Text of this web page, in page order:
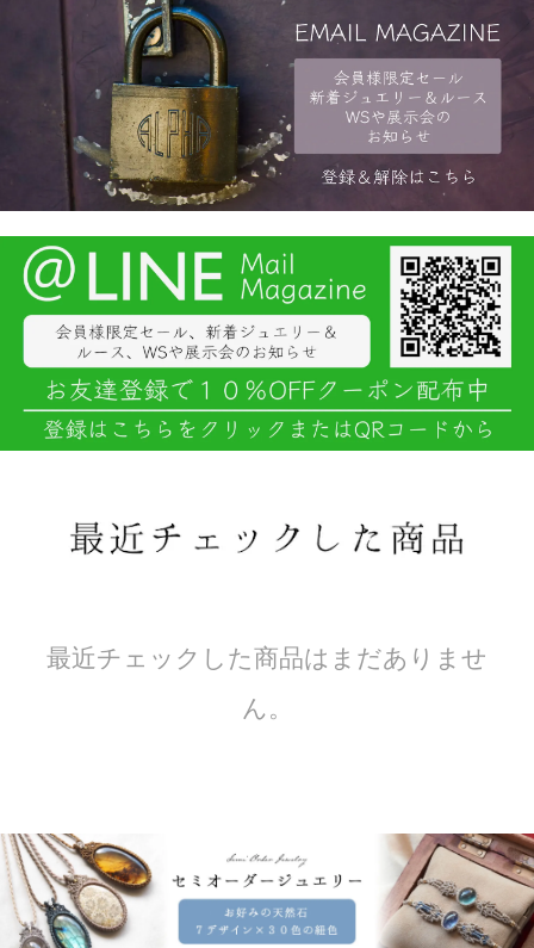
最近チェックした商品はまだありませ
ん。